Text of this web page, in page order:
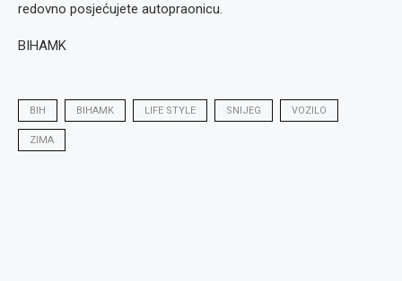
redovno posjećujete autopraonicu.
BIHAMK
BIH BIHAMK LIFE STYLE SNIJEG VOZILO
ZIMA